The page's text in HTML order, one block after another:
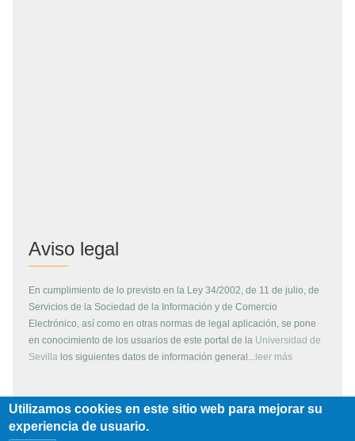
Aviso legal
En cumplimiento de lo previsto en la Ley 34/2002, de 11 de julio, de
Servicios de la Sociedad de la Información y de Comercio
Electrónico, así como en otras normas de legal aplicación, se pone
en conocimiento de los usuarios de este portal de la Universidad de
Sevilla los siguientes datos de información general... leer más
Copyright
Utilizamos cookies en este sitio web para mejorar su
experiencia de usuario.